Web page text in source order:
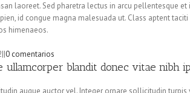
laoreet. Sed pharetra lectus in arcu pellentesque et
id congue magna malesuada ut. Class aptent
himenaeos.
||0 comentarios
blandit donec vitae nibh
augue auctor vel. Integer ornare sollicitudin turpis